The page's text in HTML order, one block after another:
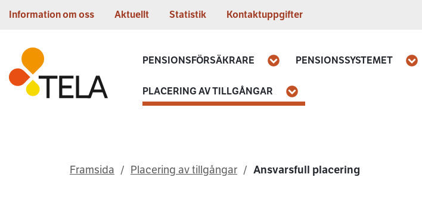
Gå till innehållet
Information om oss Aktuellt Statistik Kontaktuppgifter
Första sidan
PENSIONSFÖRSÄKRARE ÖppnaPENSIONSSYSTEMET
PLACERING AV TILLGÅNGAR Öppna
Framsida Placering av tillgångar Ansvarsfull placering